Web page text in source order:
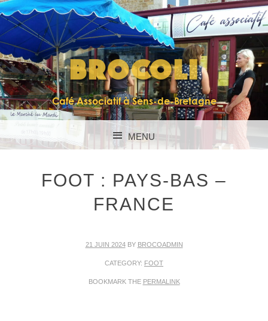
BROCOLI
Café Associatif à Sens-de-Bretagne
MENU
FOOT : PAYS-BAS –
FRANCE
21 JUIN 2024BY BROCOADMIN
CATEGORY: FOOT
BOOKMARK THE PERMALINK